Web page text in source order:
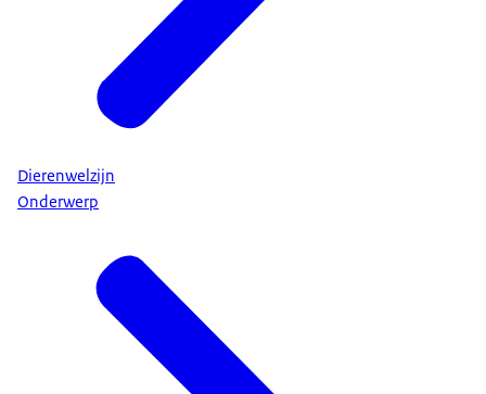
Dierenwelzijn
Onderwerp